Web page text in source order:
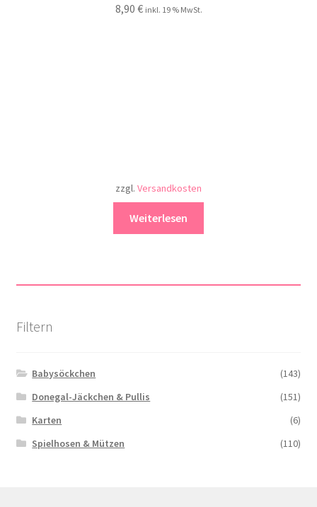
8,90 € inkl. 19 % MwSt.
zzgl. Versandkosten
Weiterlesen
Filtern
Babysöckchen
(143)
Donegal-Jäckchen & Pullis
(151)
Karten
(6)
Spielhosen & Mützen
(110)